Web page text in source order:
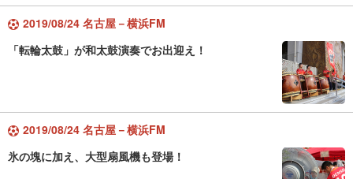
2019/08/24 名古屋－横浜FM
「転輪太鼓」が和太鼓演奏でお出迎え！
2019/08/24 名古屋－横浜FM
氷の塊に加え、大型扇風機も登場！